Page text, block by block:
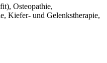
Osteopathie,
Kiefer- und Gelenkstherapie,